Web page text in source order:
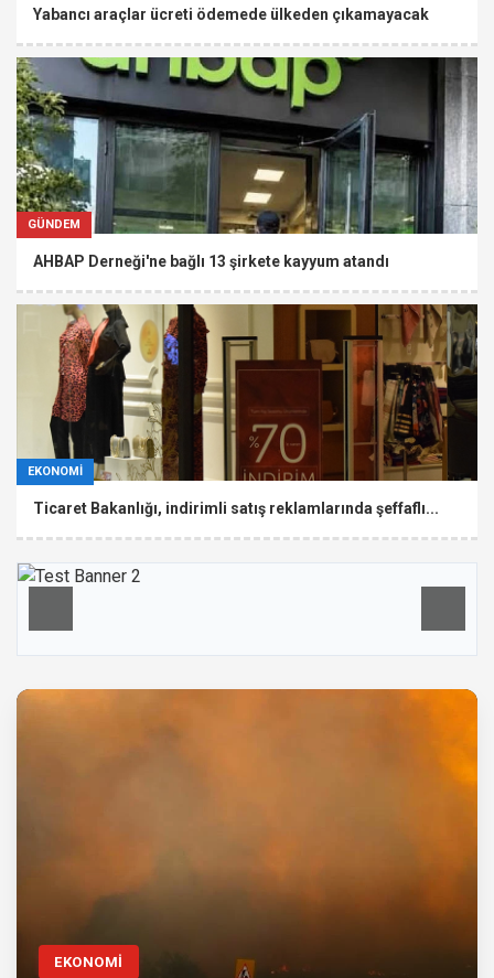
Yabancı araçlar ücreti ödemede ülkeden çıkamayacak
GÜNDEM
AHBAP Derneği'ne bağlı 13 şirkete kayyum atandı
EKONOMİ
Ticaret Bakanlığı, indirimli satış reklamlarında şeffaflı...
EKONOMİ